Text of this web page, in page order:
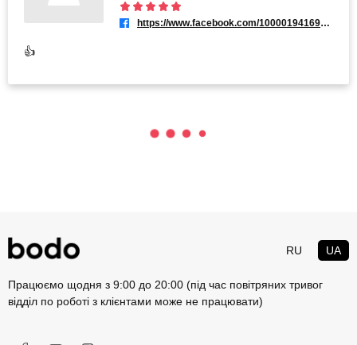
https://www.facebook.com/100001941695718
👍
RU UA
Працюємо щодня з 9:00 до 20:00 (під час повітряних тривог
відділ по роботі з клієнтами може не працювати)